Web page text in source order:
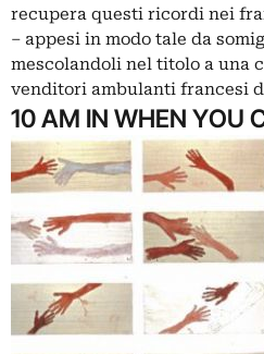
recupera questi ricordi nei
– appesi in modo tale da
mescolandoli nel titolo a una
venditori ambulanti francesi
10 AM IN WHEN YOU